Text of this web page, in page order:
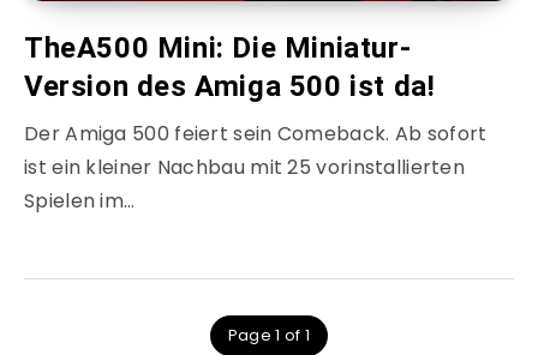
TheA500 Mini: Die Miniatur-
Version des Amiga 500 ist da!
Der Amiga 500 feiert sein Comeback. Ab sofort
ist ein kleiner Nachbau mit 25 vorinstallierten
Spielen im…
Page 1 of 1